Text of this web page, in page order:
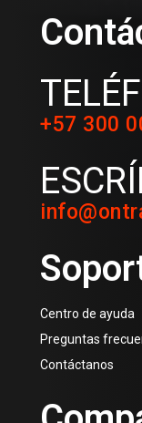
+57 300
Centro de ayuda
Preguntas
Contáctanos